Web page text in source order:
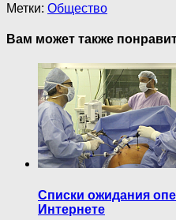
Метки: Общество
Вам может также
Списки ожидания
Интернете